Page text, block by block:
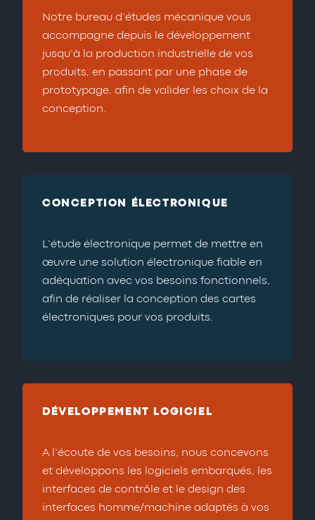
Notre bureau d’études mécanique vous
accompagne depuis le développement
jusqu’à la production industrielle de vos
produits, en passant par une phase de
prototypage, afin de valider les choix de la
conception.
CONCEPTION ÉLECTRONIQUE
L’étude électronique permet de mettre en
œuvre une solution électronique fiable en
adéquation avec vos besoins fonctionnels,
afin de réaliser la conception des cartes
électroniques pour vos produits.
DÉVELOPPEMENT LOGICIEL
A l’écoute de vos besoins, nous concevons
et développons les logiciels embarqués, les
interfaces de contrôle et le design des
interfaces homme/machine adaptés à vos